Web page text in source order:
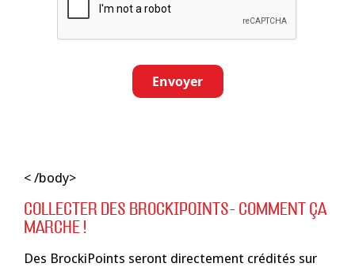
Envoyer
< /body>
COLLECTER DES BROCKIPOINTS- COMMENT ÇA
MARCHE !
Des BrockiPoints seront directement crédités sur